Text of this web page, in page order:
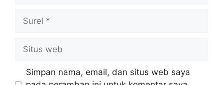
web
Simpan nama, email, dan situs web saya